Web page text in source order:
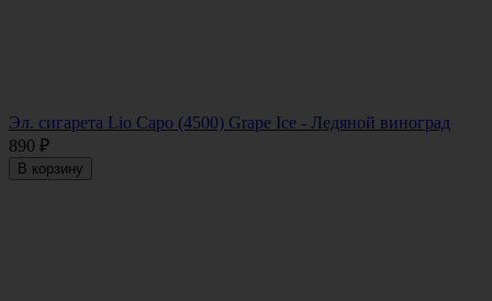
Эл. сигарета Lio Capo (4500) Grape Ice - Ледяной виноград
890 ₽
В корзину